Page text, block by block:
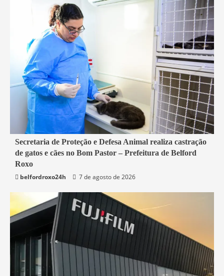
2 min read
Belford Roxo
Secretaria de Proteção e Defesa Animal realiza castração
de gatos e cães no Bom Pastor – Prefeitura de Belford
Roxo
belfordroxo24h
7 de agosto de 2026